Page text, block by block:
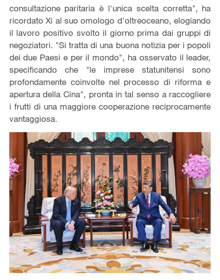
consultazione paritaria è l'unica scelta corretta", ha
ricordato Xi al suo omologo d'oltreoceano, elogiando
il lavoro positivo svolto il giorno prima dai gruppi di
negoziatori. "Si tratta di una buona notizia per i popoli
dei due Paesi e per il mondo", ha osservato il leader,
specificando che "le imprese statunitensi sono
profondamente coinvolte nel processo di riforma e
apertura della Cina", pronta in tal senso a raccogliere
i frutti di una maggiore cooperazione reciprocamente
vantaggiosa.